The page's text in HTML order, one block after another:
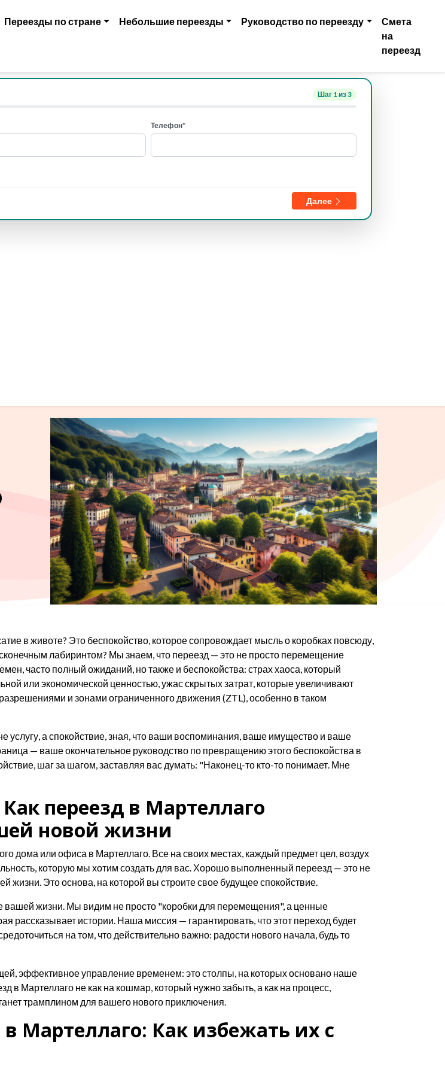
Переезды по стране Небольшие переезды Руководство по переезду
Смета
на
переезд
Шаг 1из 3
Телефон*
Далее
в животе? Это беспокойство, которое сопровождает мысль о коробках повсюду,
лабиринтом? Мы знаем, что переезд — это не просто перемещение
часто полный ожиданий, но также и беспокойства: страх хаоса, который
или экономической ценностью, ужас скрытых затрат, которые увеличивают
и зонами ограниченного движения (ZTL), особенно в таком
а спокойствие, зная, что ваши воспоминания, ваше имущество и ваше
— ваше окончательное руководство по превращению этого беспокойства в
шаг за шагом, заставляя вас думать: "Наконец-то кто-то понимает. Мне
переезд в Мартеллаго
новой жизни
дома или офиса в Мартеллаго. Все на своих местах, каждый предмет цел, воздух
которую мы хотим создать для вас. Хорошо выполненный переезд — это не
жизни. Это основа, на которой вы строите свое будущее спокойствие.
вашей жизни. Мы видим не просто "коробки для перемещения", а ценные
рассказывает истории. Наша миссия — гарантировать, что этот переход будет
на том, что действительно важно: радости нового начала, будь то
эффективное управление временем: это столпы, на которых основано наше
Мартеллаго не как на кошмар, который нужно забыть, а как на процесс,
трамплином для вашего нового приключения.
Мартеллаго: Как избежать их с